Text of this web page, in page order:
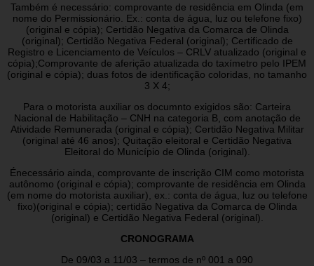
Também é necessário: comprovante de residência em Olinda (em
nome do Permissionário. Ex.: conta de água, luz ou telefone fixo)
(original e cópia); Certidão Negativa da Comarca de Olinda
(original); Certidão Negativa Federal (original); Certificado de
Registro e Licenciamento de Veículos – CRLV atualizado (original e
cópia);Comprovante de aferição atualizada do taxímetro pelo IPEM
(original e cópia); duas fotos de identificação coloridas, no tamanho
3 X 4;
Para o motorista auxiliar os documnto exigidos são: Carteira
Nacional de Habilitação – CNH na categoria B, com anotação de
Atividade Remunerada (original e cópia); Certidão Negativa Militar
(original até 46 anos); Quitação eleitoral e Certidão Negativa
Eleitoral do Município de Olinda (original).
Énecessário ainda, comprovante de inscrição CIM como motorista
autônomo (original e cópia); comprovante de residência em Olinda
(em nome do motorista auxiliar), ex.: conta de água, luz ou telefone
fixo)(original e cópia); certidão Negativa da Comarca de Olinda
(original) e Certidão Negativa Federal (original).
CRONOGRAMA
De 09/03 a 11/03 – termos de nº 001 a 090